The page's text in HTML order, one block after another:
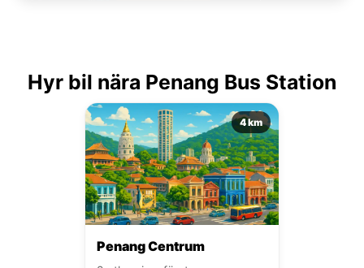
Hyr bil nära Penang Bus Station
4 km
Penang Centrum